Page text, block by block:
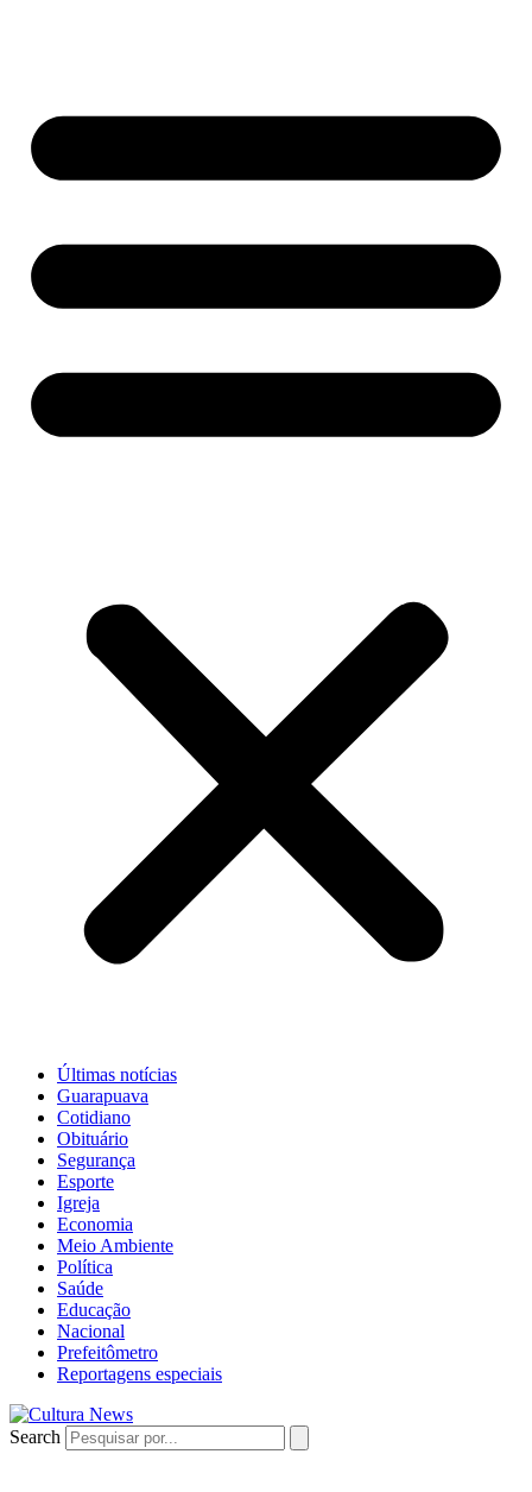
Últimas notícias
Guarapuava
Cotidiano
Obituário
Segurança
Esporte
Igreja
Economia
Meio Ambiente
Política
Saúde
Educação
Nacional
Prefeitômetro
Reportagens especiais
Search